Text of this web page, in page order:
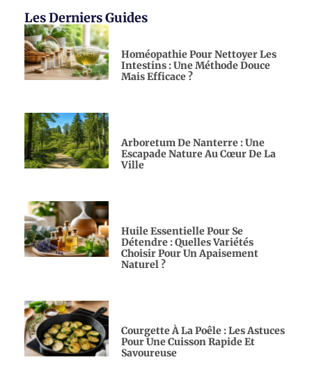
Les Derniers Guides
Homéopathie Pour Nettoyer Les
Intestins : Une Méthode Douce
Mais Efficace ?
Arboretum De Nanterre : Une
Escapade Nature Au Cœur De La
Ville
Huile Essentielle Pour Se
Détendre : Quelles Variétés
Choisir Pour Un Apaisement
Naturel ?
Courgette À La Poêle : Les Astuces
Pour Une Cuisson Rapide Et
Savoureuse